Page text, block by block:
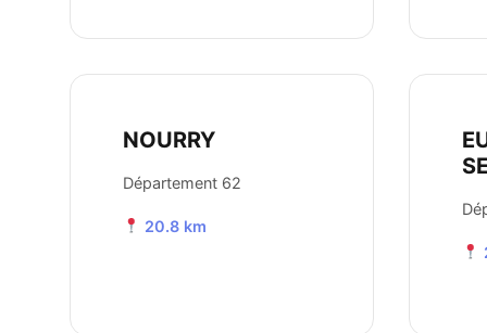
NOURRY
Département 62
20.8 km